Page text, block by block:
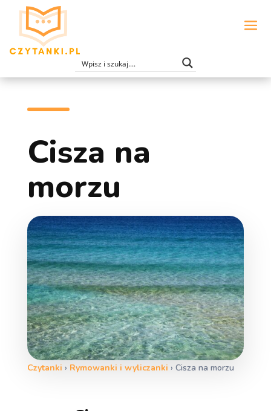
Cisza na
morzu
Czytanki › Rymowanki i wyliczanki › Cisza na morzu